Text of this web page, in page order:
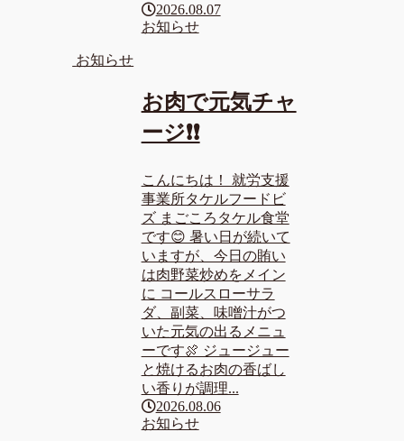
2026.08.07
お知らせ
お知らせ
お肉で元気チャ
ージ❗❗
こんにちは！ 就労支援
事業所タケルフードビ
ズ まごころタケル食堂
です😊 暑い日が続いて
いますが、今日の賄い
は肉野菜炒めをメイン
に コールスローサラ
ダ、副菜、味噌汁がつ
いた元気の出るメニュ
ーです🍖 ジュージュー
と焼けるお肉の香ばし
い香りが調理...
2026.08.06
お知らせ